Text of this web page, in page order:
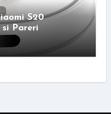
S20
si Pareri